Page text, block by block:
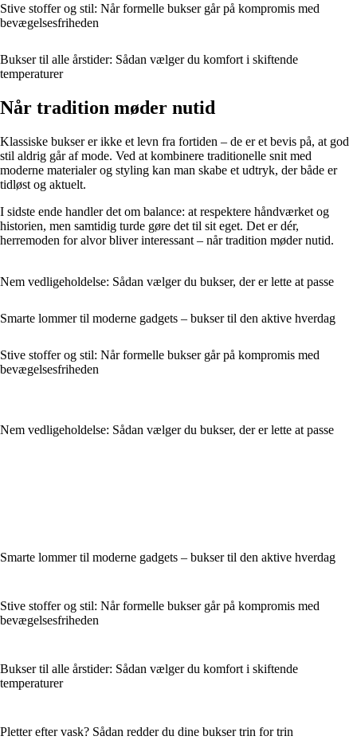
Stive stoffer og stil: Når formelle bukser går på kompromis med
bevægelsesfriheden
Bukser til alle årstider: Sådan vælger du komfort i skiftende
temperaturer
Når tradition møder nutid
Klassiske bukser er ikke et levn fra fortiden – de er et bevis på, at god
stil aldrig går af mode. Ved at kombinere traditionelle snit med
moderne materialer og styling kan man skabe et udtryk, der både er
tidløst og aktuelt.
I sidste ende handler det om balance: at respektere håndværket og
historien, men samtidig turde gøre det til sit eget. Det er dér,
herremoden for alvor bliver interessant – når tradition møder nutid.
Nem vedligeholdelse: Sådan vælger du bukser, der er lette at passe
Smarte lommer til moderne gadgets – bukser til den aktive hverdag
Stive stoffer og stil: Når formelle bukser går på kompromis med
bevægelsesfriheden
Nem vedligeholdelse: Sådan vælger du bukser, der er lette at passe
Smarte lommer til moderne gadgets – bukser til den aktive hverdag
Stive stoffer og stil: Når formelle bukser går på kompromis med
bevægelsesfriheden
Bukser til alle årstider: Sådan vælger du komfort i skiftende
temperaturer
Pletter efter vask? Sådan redder du dine bukser trin for trin